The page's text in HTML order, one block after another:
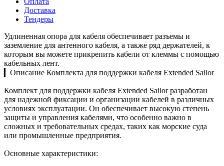
Доставка
Тендеры
Удлиненная опора для кабеля обеспечивает разъемы и
заземление для антенного кабеля, а также ряд держателей, к
которым вы можете прикрепить кабели от клеммы с помощью
кабельных лент.
▎Описание Комплекта для поддержки кабеля Extended Sailor
Комплект для поддержки кабеля Extended Sailor разработан
для надежной фиксации и организации кабелей в различных
условиях эксплуатации. Он обеспечивает высокую степень
защиты и управления кабелями, что особенно важно в
сложных и требовательных средах, таких как морские суда
или промышленные предприятия.
Основные характеристики: